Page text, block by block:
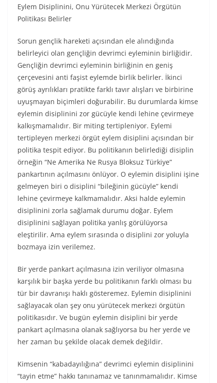
Eylem Disiplinini, Onu Yürütecek Merkezi Örgütün
Politikası Belirler
Sorun gençlik hareketi açısından ele alındığında
belirleyici olan gençliğin devrimci eyleminin birliğidir.
Gençliğin devrimci eyleminin birliğinin en geniş
çerçevesini anti faşist eylemde birlik belirler. İkinci
görüş ayrılıkları pratikte farklı tavır alışları ve birbirine
uyuşmayan biçimleri doğurabilir. Bu durumlarda kimse
eylemin disiplinini zor gücüyle kendi lehine çevirmeye
kalkışmamalıdır. Bir miting tertipleniyor. Eylemi
tertipleyen merkezi örgüt eylem disiplini açısından bir
politika tespit ediyor. Bu politikanın belirlediği disiplin
örneğin “Ne Amerika Ne Rusya Bloksuz Türkiye”
pankartının açılmasını önlüyor. O eylemin disiplini işine
gelmeyen biri o disiplini “bileğinin gücüyle” kendi
lehine çevirmeye kalkmamalıdır. Aksi halde eylemin
disiplinini zorla sağlamak durumu doğar. Eylem
disiplinini sağlayan politika yanlış görülüyorsa
eleştirilir. Ama eylem sırasında o disiplini zor yoluyla
bozmaya izin verilemez.
Bir yerde pankart açılmasına izin veriliyor olmasına
karşılık bir başka yerde bu politikanın farklı olması bu
tür bir davranışı haklı gösteremez. Eylemin disiplinini
sağlayacak olan şey onu yürütecek merkezi örgütün
politikasıdır. Ve bugün eylemin disiplini bir yerde
pankart açılmasına olanak sağlıyorsa bu her yerde ve
her zaman bu şekilde olacak demek değildir.
Kimsenin “kabadayılığına” devrimci eylemin disiplinini
“tayin etme” hakkı tanınamaz ve tanınmamalıdır. Kimse